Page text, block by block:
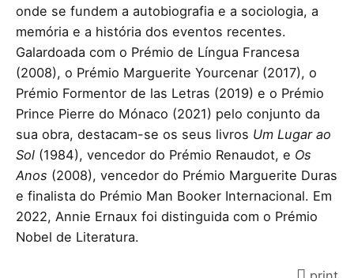
onde se fundem a autobiografia e a sociologia, a
memória e a história dos eventos recentes.
Galardoada com o Prémio de Língua Francesa
(2008), o Prémio Marguerite Yourcenar (2017), o
Prémio Formentor de las Letras (2019) e o Prémio
Prince Pierre do Mónaco (2021) pelo conjunto da
sua obra, destacam-se os seus livros Um Lugar ao
Sol (1984), vencedor do Prémio Renaudot, e Os
Anos (2008), vencedor do Prémio Marguerite Duras
e finalista do Prémio Man Booker Internacional. Em
2022, Annie Ernaux foi distinguida com o Prémio
Nobel de Literatura.